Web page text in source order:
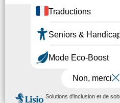
Presse